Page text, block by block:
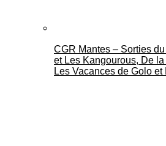
CGR Mantes – Sorties
et Les Kangourous, De
Les Vacances de Golo et